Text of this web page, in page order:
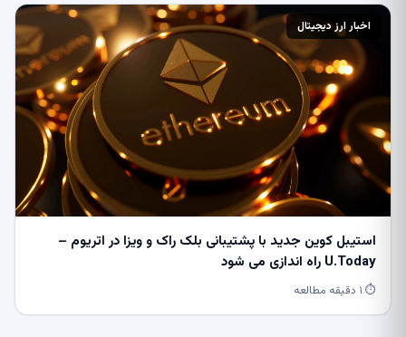
اخبار ارز دیجیتال
استیبل کوین جدید با پشتیبانی بلک راک و ویزا در اتریوم –
U.Today راه اندازی می شود
⏱ ۱ دقیقه مطالعه